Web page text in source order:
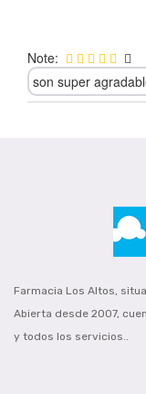
Note:
son super
Farmacia Los Altos,
Abierta desde 2007,
y todos los servicios..